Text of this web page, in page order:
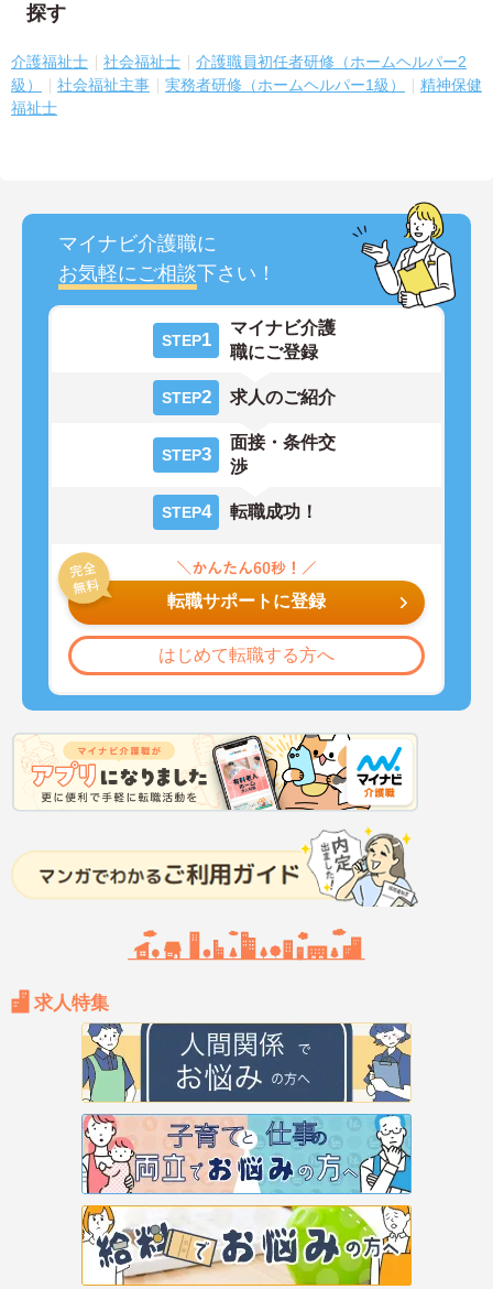
探す
介護福祉士 社会福祉士
介護職員初任者研修（ホームヘルパー2
級）
社会福祉主事 実務者研修（ホームヘルパー1級）
精神保健
福祉士
マイナビ介護職に
お気軽にご相談下さい！
STEP1
マイナビ介護
職にご登録
STEP2 求人のご紹介
STEP3
面接・条件交
渉
STEP4 転職成功！
転職サポートに登録
はじめて転職する方へ
求人特集